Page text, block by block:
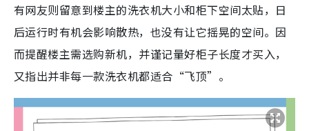
有网友则留意到楼主的洗衣机大小和柜下空间太贴，日
后运行时有机会影响散热，也没有让它摇晃的空间。因
而提醒楼主需选购新机，并谨记量好柜子长度才买入，
又指出并非每一款洗衣机都适合“飞顶”。